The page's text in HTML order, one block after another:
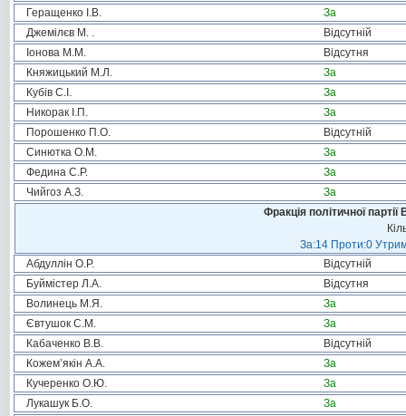
Геращенко І.В.
За
Джемілєв М. .
Відсутній
Іонова М.М.
Відсутня
Княжицький М.Л.
За
Кубів С.І.
За
Никорак І.П.
За
Порошенко П.О.
Відсутній
Синютка О.М.
За
Федина С.Р.
За
Чийгоз А.З.
За
Фракція політичної
За:14 Проти:0
Абдуллін О.Р.
Відсутній
Буймістер Л.А.
Відсутня
Волинець М.Я.
За
Євтушок С.М.
За
Кабаченко В.В.
Відсутній
Кожем’якін А.А.
За
Кучеренко О.Ю.
За
Лукашук Б.О.
За